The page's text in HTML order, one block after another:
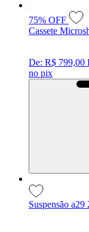
75% OFF
Cassete
De: R$ 799,00
no pix
Suspensão